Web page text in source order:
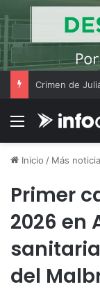
Menú
Inicio / Más
Primer
2026 en
del